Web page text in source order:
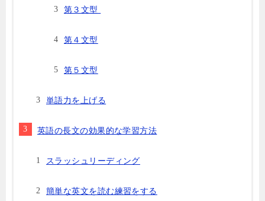
第３文型
第４文型
第５文型
単語力を上げる
英語の長文の効果的な学習方法
スラッシュリーディング
簡単な英文を読む練習をする